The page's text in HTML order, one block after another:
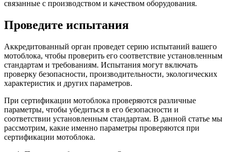
связанные с производством и качеством оборудования.
Проведите испытания
Аккредитованный орган проведет серию испытаний вашего
мотоблока, чтобы проверить его соответствие установленным
стандартам и требованиям. Испытания могут включать
проверку безопасности, производительности, экологических
характеристик и других параметров.
При сертификации мотоблока проверяются различные
параметры, чтобы убедиться в его безопасности и
соответствии установленным стандартам. В данной статье мы
рассмотрим, какие именно параметры проверяются при
сертификации мотоблока.